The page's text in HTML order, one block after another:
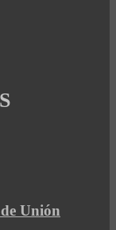
Unión